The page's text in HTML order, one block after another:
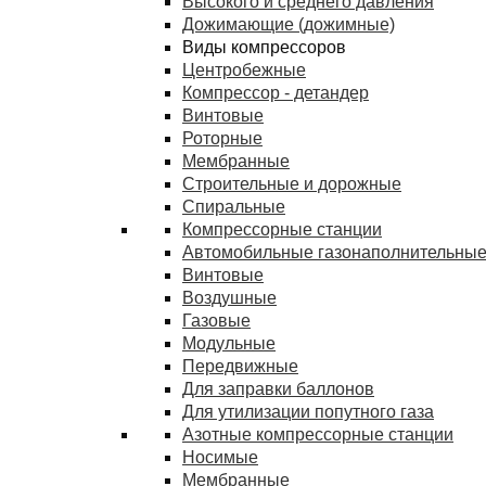
Дожимающие (дожимные)
Виды компрессоров
Центробежные
Компрессор - детандер
Винтовые
Роторные
Мембранные
Строительные и дорожные
Спиральные
Компрессорные станции
Автомобильные
Винтовые
Воздушные
Газовые
Модульные
Передвижные
Для заправки баллонов
Для утилизации попутного газа
Азотные компрессорные станции
Носимые
Мембранные